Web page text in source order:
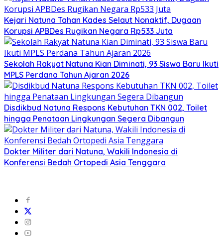
Kejari Natuna Tahan Kades Selaut Nonaktif, Dugaan
Korupsi APBDes Rugikan Negara Rp533 Juta
Sekolah Rakyat Natuna Kian Diminati, 93 Siswa Baru Ikuti
MPLS Perdana Tahun Ajaran 2026
Disdikbud Natuna Respons Kebutuhan TKN 002, Toilet
hingga Penataan Lingkungan Segera Dibangun
Dokter Militer dari Natuna, Wakili Indonesia di
Konferensi Bedah Ortopedi Asia Tenggara